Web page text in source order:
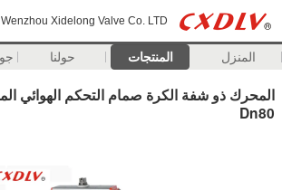
Wenzhou Xidelong Valve Co. LTD
المنزل المنتجات حولنا
المحرك ذو شفة الكرة صمام التحكم الهوائي
Dn80